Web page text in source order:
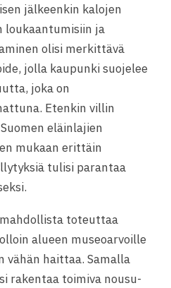
jälkeenkin kalojen
loukaantumisiin ja
olisi merkittävä
jolla kaupunki suojelee
joka on
Etenkin villin
eläinlajien
mukaan erittäin
tulisi parantaa
toteuttaa
alueen museoarvoille
vähän haittaa. Samalla
rakentaa toimiva nousu-